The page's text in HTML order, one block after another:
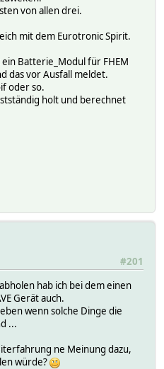
von allen drei.
mit dem Eurotronic Spirit.
Batterie_Modul für FHEM
das vor Ausfall meldet.
oder so.
holt und berechnet
#201
hab ich bei dem einen
Gerät auch.
wenn solche Dinge die
...
ne Meinung dazu,
würde?